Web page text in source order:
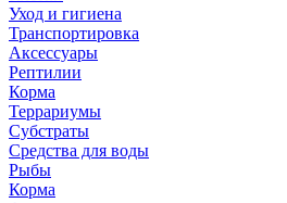
Уход и гигиена
Транспортировка
Аксессуары
Рептилии
Корма
Террариумы
Субстраты
Средства для воды
Рыбы
Корма